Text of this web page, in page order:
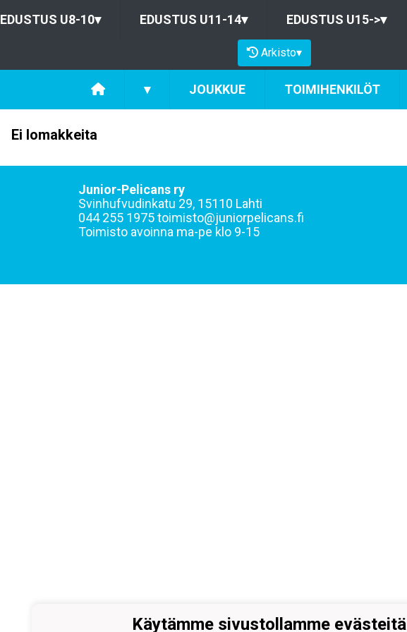
EDUSTUS U8-10▾ EDUSTUS U11-14▾ EDUSTUS U15->▾
Arkisto▾
▾ JOUKKUE TOIMIHENKILÖT
Ei lomakkeita
Junior-Pelicans ry
Svinhufvudinkatu 29, 15110 Lahti
044 255 1975 toimisto@juniorpelicans.fi
Toimisto avoinna ma-pe klo 9-15
Käytämme sivustollamme evästeitä